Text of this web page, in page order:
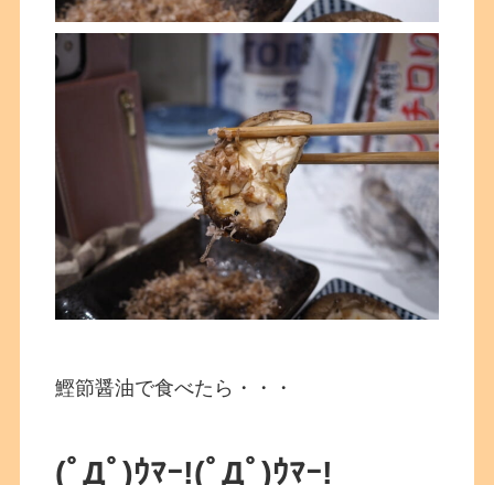
鰹節醤油で食べたら・・・
(ﾟДﾟ)ｳﾏｰ!(ﾟДﾟ)ｳﾏｰ!